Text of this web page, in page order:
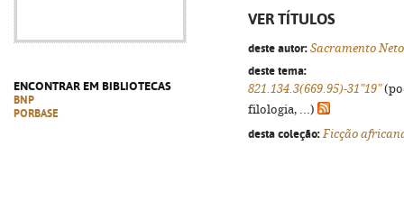
ENCONTRAR EM BIBLIOTECAS
BNP
PORBASE
VER TÍTULOS
deste autor: Sacramento Neto
deste tema:
821.134.3(669.95)-31"19"
filologia, ...)
desta coleção: Ficção